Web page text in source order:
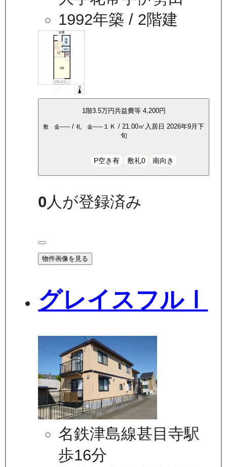
1992年築 / 2階建
1 階3.5万円共益費等 4,200円
敷 金----- / 礼 金----- １Ｋ / 21.00㎡ 入居日 2026年9月下
旬
P空き有 敷礼0 南向き
0 人が登録済み
物件画像を見る
グレイスフルⅠ
名鉄津島線甚目寺駅
歩16分